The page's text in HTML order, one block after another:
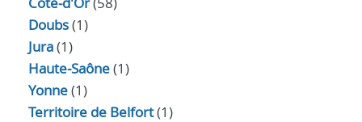
Doubs(1)
Jura(1)
Haute‑Saône(1)
Yonne(1)
Territoire de Belfort(1)